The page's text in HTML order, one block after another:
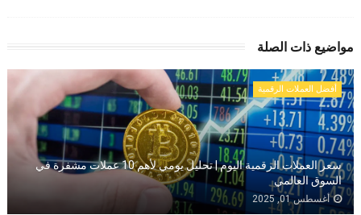
مواضيع ذات الصلة
أفضل العملات الرقمية
سعر العملات الرقمية اليوم | تحليل يومي لأهم 10 عملات مشفرة في
السوق العالمي
أغسطس 01, 2025